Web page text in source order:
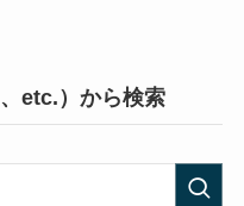
etc.）から検索